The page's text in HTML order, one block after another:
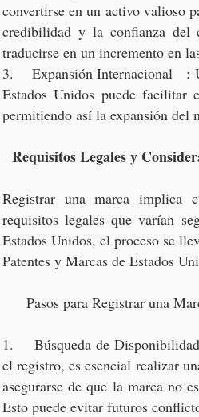
convertirse en un activo valioso
credibilidad y la confianza del
traducirse en un incremento en
3. Expansión Internacional :
Estados Unidos puede facilitar
permitiendo así la expansión del
Requisitos Legales y
Registrar una marca implica
requisitos legales que varían
Estados Unidos, el proceso se
Patentes y Marcas de Estados
Pasos para Registrar una
1. Búsqueda de
el registro, es esencial realizar
asegurarse de que la marca no
Esto puede evitar futuros